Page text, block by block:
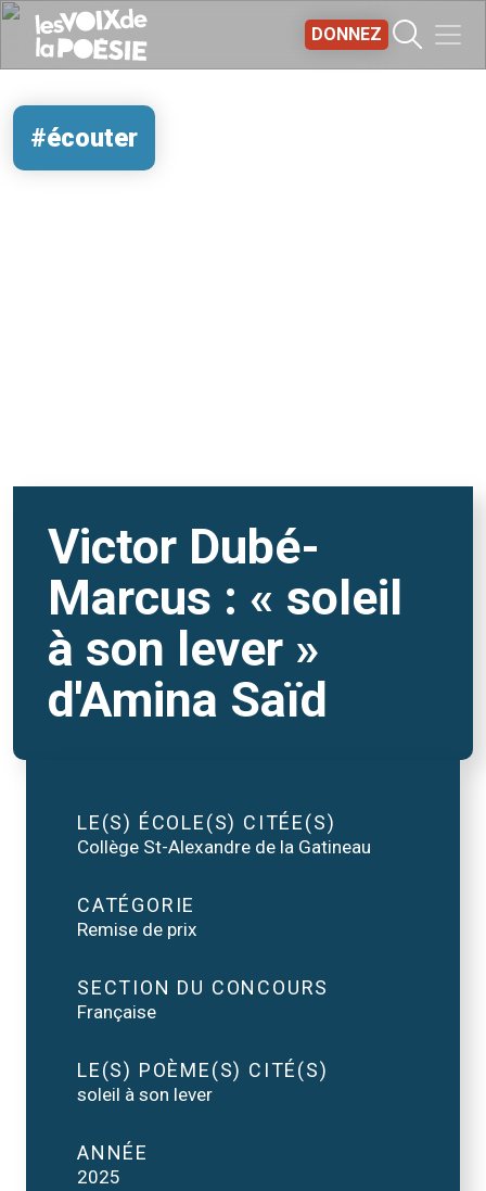
DONNEZ
#écouter
Victor Dubé-
Marcus : « soleil
à son lever »
d'Amina Saïd
LE(S) ÉCOLE(S) CITÉE(S)
Collège St-Alexandre de la Gatineau
CATÉGORIE
Remise de prix
SECTION DU CONCOURS
Française
LE(S) POÈME(S) CITÉ(S)
soleil à son lever
ANNÉE
2025